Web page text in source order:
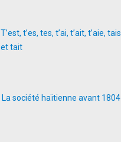
T’est, t’es, tes, t’ai, t’ait, t’aie, tais
et tait
La société haïtienne avant 1804